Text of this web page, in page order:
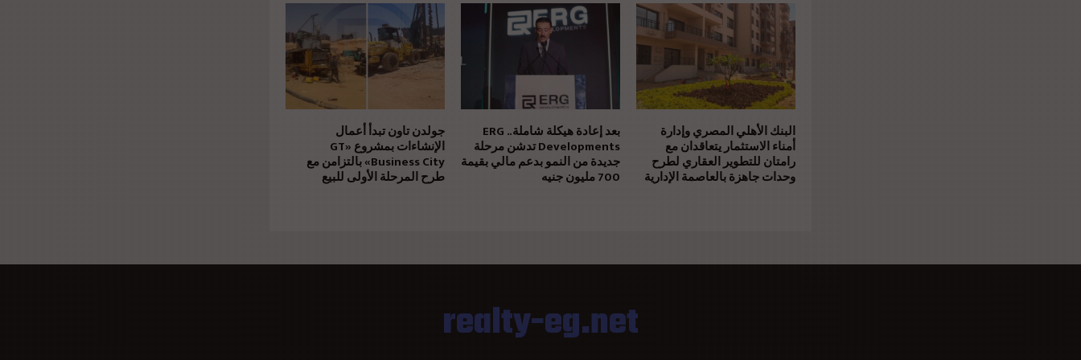
جولدن تاون تبدأ أعمال
الإنشاءات بمشروع «GT
Business City» بالتزامن مع
طرح المرحلة الأولى للبيع
بعد إعادة هيكلة شاملة.. ERG
Developments تدشن مرحلة
جديدة من النمو بدعم مالي بقيمة
700 مليون جنيه
البنك الأهلي المصري وإدارة
أمناء الاستثمار يتعاقدان مع
رامتان للتطوير العقاري لطرح
وحدات جاهزة بالعاصمة الإدارية
realty-eg.net